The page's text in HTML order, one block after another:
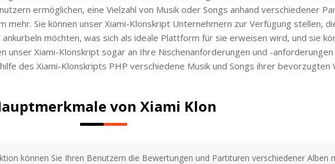
ermöglichen, eine Vielzahl von Musik oder Songs anhand verschiedener
mehr. Sie können unser Xiami-Klonskript Unternehmern zur Verfügung stellen,
möchten, was sich als ideale Plattform für sie erweisen wird, und sie
Xiami-Klonskript sogar an Ihre Nischenanforderungen und -anforderungen
des Xiami-Klonskripts PHP verschiedene Musik und Songs ihrer bevorzugten
von Xiami Klon
können Sie Ihren Benutzern die Bewertungen und Partituren verschiedener Alben